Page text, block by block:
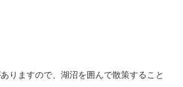
りますので、湖沼を囲んで散策すること